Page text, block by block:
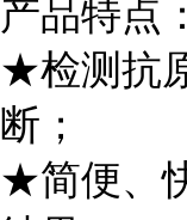
产品特点：
★检测抗
断；
★简便、